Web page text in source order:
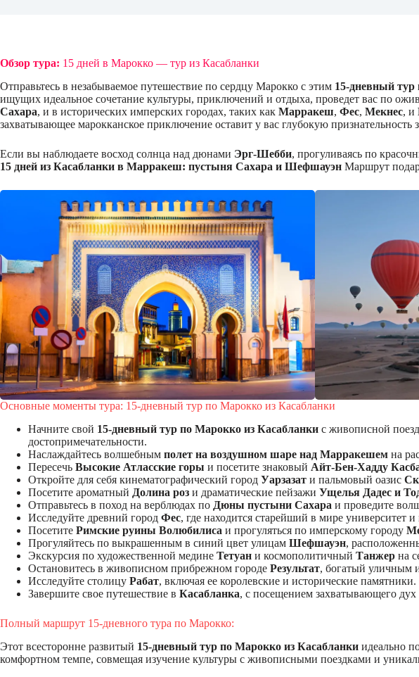
Обзор тура: 15 дней в Марокко — тур из Касабланки
Отправьтесь в незабываемое путешествие по сердцу Марокко с этим 15-дневный
ищущих идеальное сочетание культуры, приключений и отдыха, проведет вас по
Сахара, и в исторических имперских городах, таких как Марракеш, Фес, Мекнес, и
захватывающее марокканское приключение оставит у вас глубокую признательность
Если вы наблюдаете восход солнца над дюнами Эрг-Шебби, прогуливаясь по
15 дней из Касабланки в Марракеш: пустыня Сахара и Шефшауэн Маршрут
Основные моменты тура: 15-дневный тур по Марокко из Касабланки
Начните свой 15-дневный тур по Марокко из Касабланки с живописной
достопримечательности.
Наслаждайтесь волшебным полет на воздушном шаре над Марракешем на
Пересечь Высокие Атласские горы и посетите знаковый Айт-Бен-Хадду
Откройте для себя кинематографический город Уарзазат и пальмовый оазис
Посетите ароматный Долина роз и драматические пейзажи Ущелья Дадес и
Отправьтесь в поход на верблюдах по Дюны пустыни Сахара и проведите
Исследуйте древний город Фес, где находится старейший в мире университет
Посетите Римские руины Волюбилиса и прогуляться по имперскому городу
Прогуляйтесь по выкрашенным в синий цвет улицам Шефшауэн,
Экскурсия по художественной медине Тетуан и космополитичный Танжер на
Остановитесь в живописном прибрежном городе Результат, богатый уличным
Исследуйте столицу Рабат, включая ее королевские и исторические памятники.
Завершите свое путешествие в Касабланка, с посещением захватывающего дух
Полный маршрут 15-дневного тура по Марокко:
Этот всесторонне развитый 15-дневный тур по Марокко из Касабланки идеально
комфортном темпе, совмещая изучение культуры с живописными поездками и